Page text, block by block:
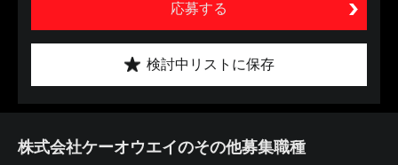
応募する
検討中リストに保存
株式会社ケーオウエイのその他募集職種